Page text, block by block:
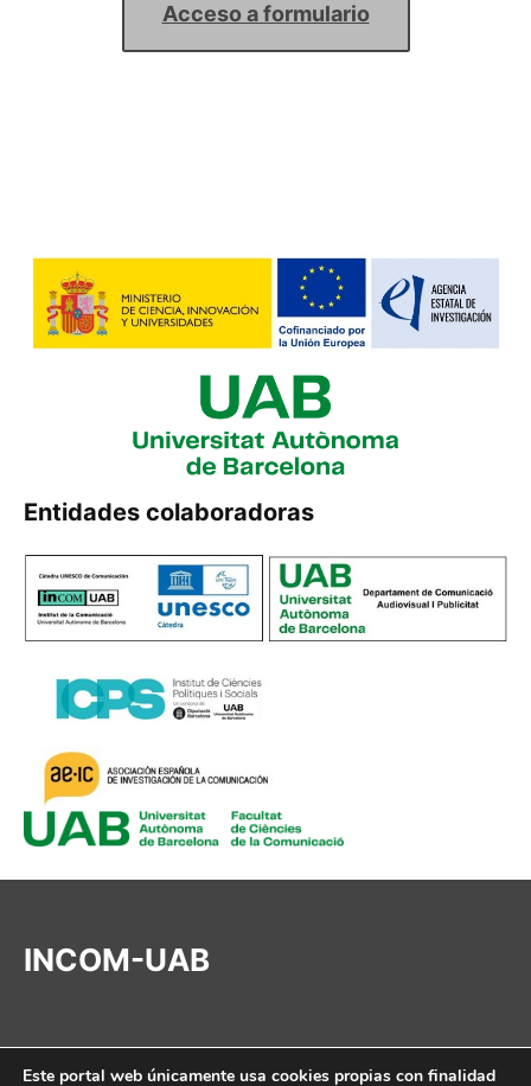
Acceso a formulario
Entidades colaboradoras
INCOM-UAB
Este portal web únicamente usa cookies propias con finalidad